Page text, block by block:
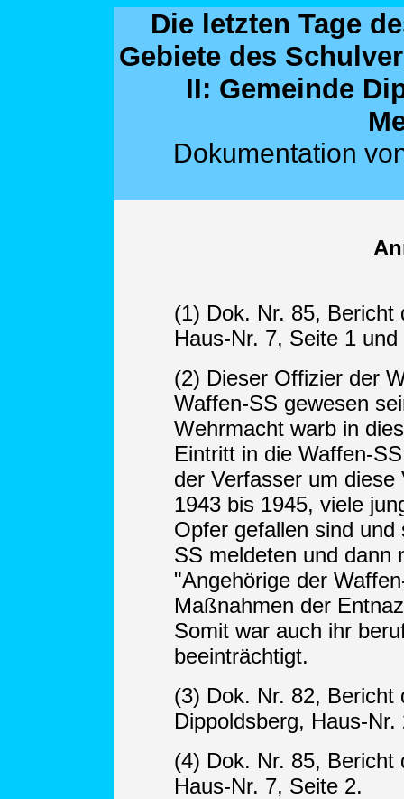
Die letzten Tage
Gebiete des
II: Gemeinde
Dokumentation
(1) Dok. Nr. 85, Bericht
Haus-Nr. 7, Seite 1 und
(2) Dieser Offizier der
Waffen-SS gewesen
Wehrmacht warb in
Eintritt in die Waffen-
der Verfasser um
1943 bis 1945, viele
Opfer gefallen sind
SS meldeten und dann
"Angehörige der
Maßnahmen der
Somit war auch ihr
beeinträchtigt.
(3) Dok. Nr. 82, Bericht
Dippoldsberg, Haus-
(4) Dok. Nr. 85, Bericht
Haus-Nr. 7, Seite 2.